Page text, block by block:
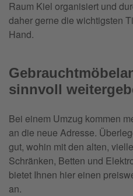
Raum Kiel organisiert und
daher gerne die wichtigsten
Hand.
sinnvoll
Bei einem Umzug kommen
an die neue Adresse.
gut, wohin mit den alten,
Schränken, Betten und
bietet Ihnen hier einen
an.